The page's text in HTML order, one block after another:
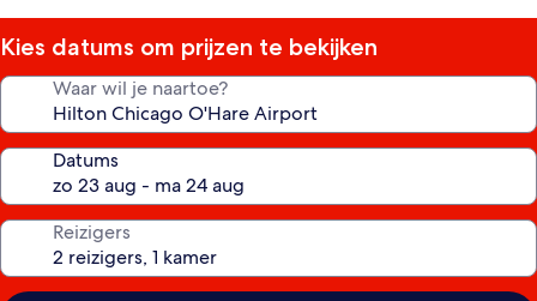
Kies datums om prijzen te bekijken
Waar wil je naartoe?
Datums
Reizigers